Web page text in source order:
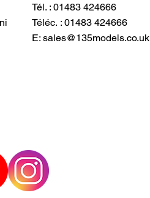
Tél. : 01483 424666
Téléc. : 01483 424666
E: sales@135models.co.uk